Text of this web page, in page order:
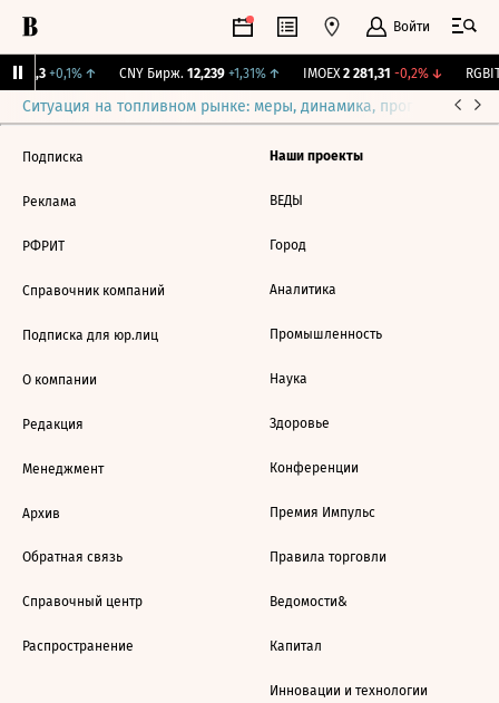
Войти
115,3 +0,1%↑ CNY Бирж. 12,239 +1,31%↑ IMOEX 2 281,31 -0,2%↓
Ситуация на топливном рынке: меры, динамика, прогнозы
Подписка
Реклама
РФРИТ
Справочник компаний
Подписка для юр.лиц
О компании
Редакция
Менеджмент
Архив
Обратная связь
Справочный центр
Распространение
Наши проекты
ВЕДЫ
Город
Аналитика
Промышленность
Наука
Здоровье
Конференции
Премия Импульс
Правила торговли
Ведомости&
Капитал
Инновации и технологии